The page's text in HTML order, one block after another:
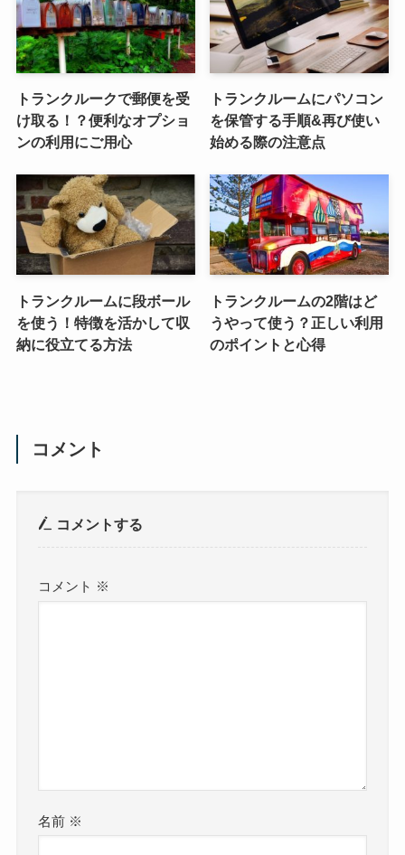
トランクルークで郵便を受
け取る！？便利なオプショ
ンの利用にご用心
トランクルームにパソコン
を保管する手順&再び使い
始める際の注意点
トランクルームに段ボール
を使う！特徴を活かして収
納に役立てる方法
トランクルームの2階はど
うやって使う？正しい利用
のポイントと心得
コメント
コメントする
コメント ※
名前 ※